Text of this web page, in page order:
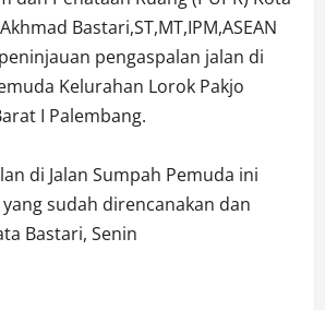
Bastari,ST,MT,IPM,ASEAN
pengaspalan jalan di
Kelurahan Lorok Pakjo
I Palembang.
di Jalan Sumpah Pemuda ini
sudah direncanakan dan
Bastari, Senin